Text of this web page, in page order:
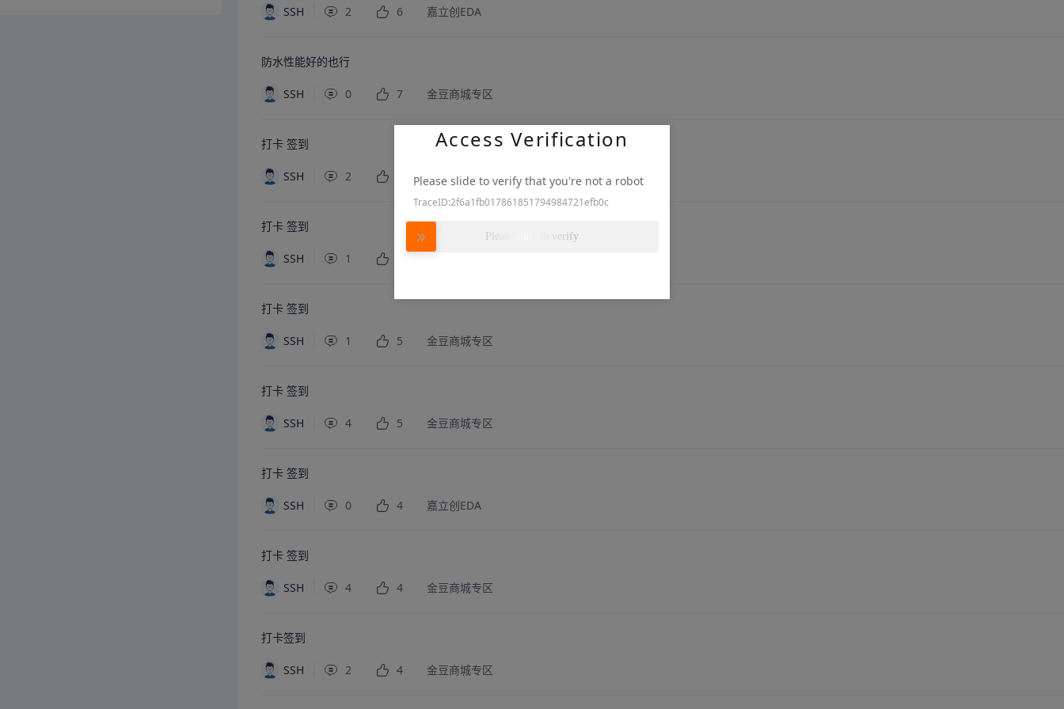
SSH 2 6 嘉立创EDA
防水性能好的也行
SSH 0 7 金豆商城专区
打卡 签到
SSH 2 金豆商城专区
打卡 签到
SSH 1
打卡 签到
SSH 1 5 金豆商城专区
打卡 签到
SSH 4 5 金豆商城专区
打卡 签到
SSH 0 4 嘉立创EDA
打卡 签到
SSH 4 4 金豆商城专区
打卡签到
SSH 2 4 金豆商城专区
Access Verification
Please slide to verify that you're not a robot
TraceID:2f6a1fb017861851794984721efb0c
Please slide to verify